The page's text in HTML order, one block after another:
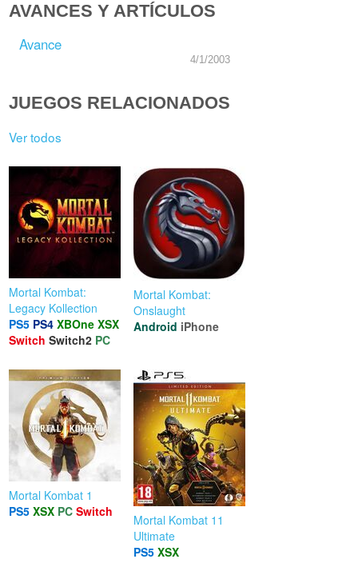
AVANCES Y ARTÍCULOS
Avance
4/1/2003
JUEGOS RELACIONADOS
Ver todos
Mortal Kombat:
Legacy Kollection
PS5 PS4 XBOne XSX
Switch Switch2 PC
Mortal Kombat:
Onslaught
Android iPhone
Mortal Kombat 1
PS5 XSX PC Switch
Mortal Kombat 11
Ultimate
PS5 XSX